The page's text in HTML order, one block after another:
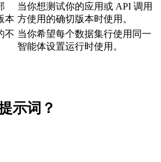
本
当你想测试你的应用或 API 调用
方使用的确切版本时使用。
不 当你希望每个数据集行使用同一
智能体设置运行时使用。
示词？